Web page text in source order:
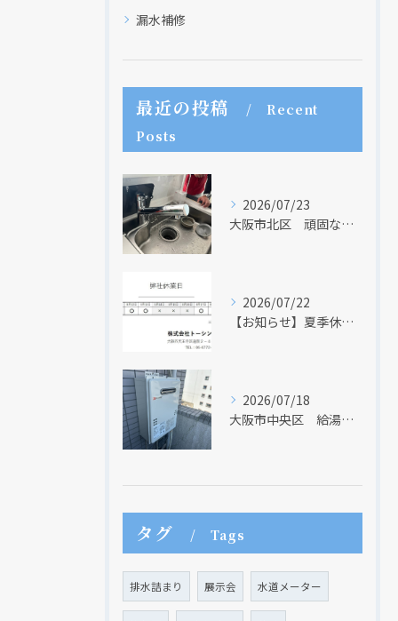
漏水補修
最近の投稿
Recent
Posts
2026/07/23
大阪市北区 頑固な水アカはなかなか取れない・・・
2026/07/22
【お知らせ】夏季休業日のお知らせ【２０２６年】
2026/07/18
大阪市中央区 給湯器のリモコンが無くても、リモコンを設置する方法はあります
タグ Tags
排水詰まり 展示会 水道メーター